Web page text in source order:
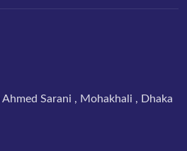
Sarani , Mohakhali , Dhaka